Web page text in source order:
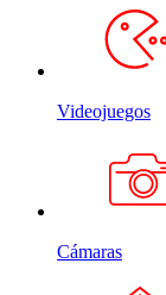
Videojuegos
Cámaras